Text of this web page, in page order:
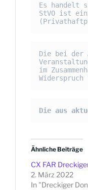
Es handelt
StVO ist
Die bei der
im
Die aus
Ähnliche Beiträge
CX FAR
2. März 2022
In "Dreckiger